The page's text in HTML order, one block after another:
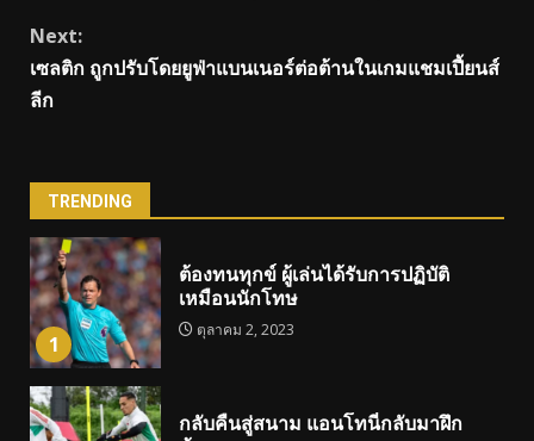
Next:
เซลติก ถูกปรับโดยยูฟ่าแบนเนอร์ต่อต้านในเกมแชมเปี้ยนส์
ลีก
TRENDING
1
ต้องทนทุกข์ ผู้เล่นได้รับการปฏิบัติ
เหมือนนักโทษ
ตุลาคม 2, 2023
กลับคืนสู่สนาม แอนโทนี่กลับมาฝึก